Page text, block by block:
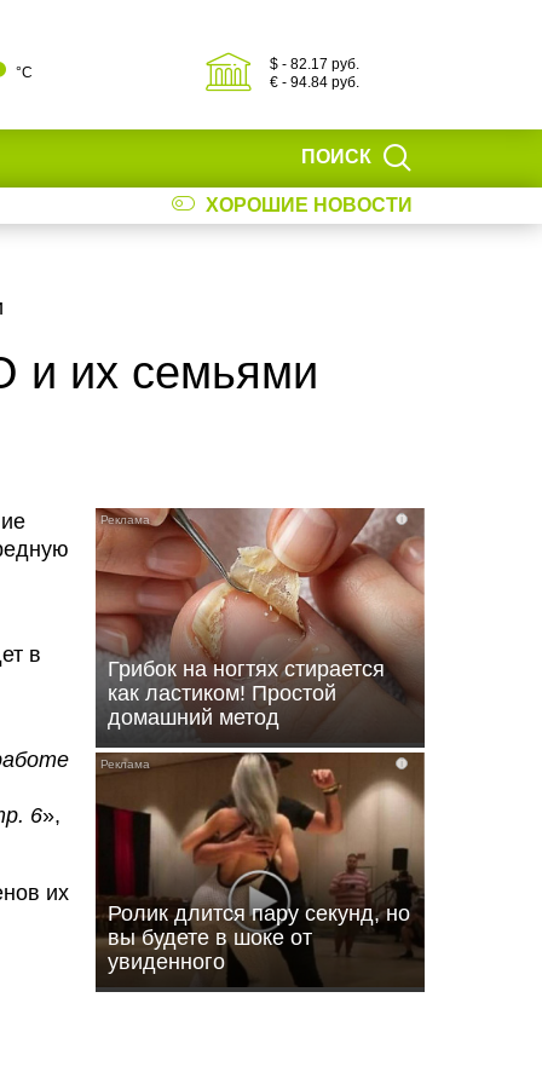
°С
$ - 82.17 руб.
€ - 94.84 руб.
ПОИСК
ХОРОШИЕ НОВОСТИ
и их семьями
в
6»,
их
i
Грибок на ногтях стирается
как ластиком! Простой
домашний метод
i
Ролик длится пару секунд, но
вы будете в шоке от
увиденного